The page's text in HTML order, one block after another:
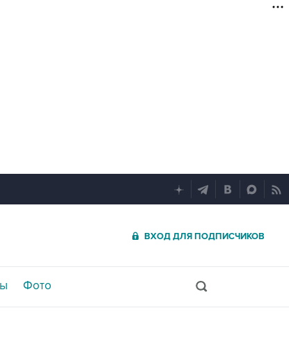
ВХОД ДЛЯ ПОДПИСЧИКОВ
Фото